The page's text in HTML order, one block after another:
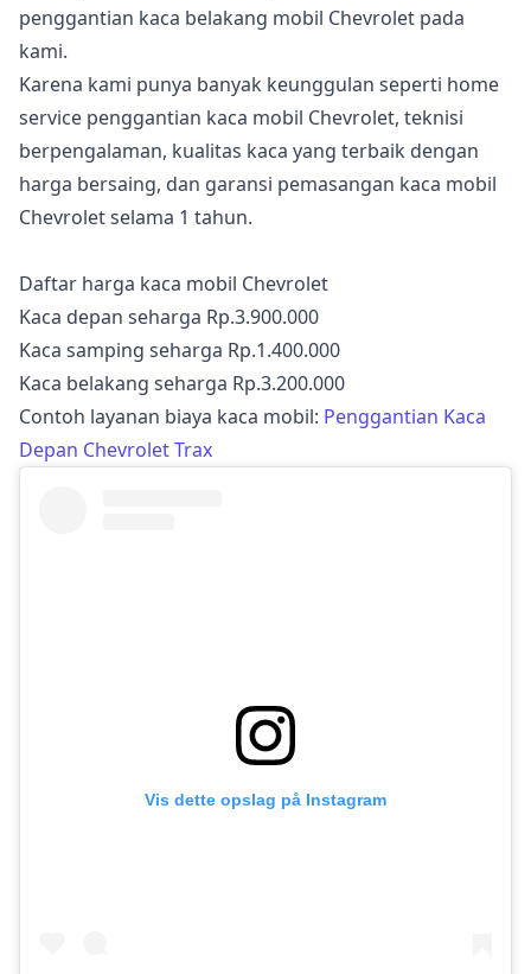
penggantian kaca belakang mobil Chevrolet pada
kami.
Karena kami punya banyak keunggulan seperti home
service penggantian kaca mobil Chevrolet, teknisi
berpengalaman, kualitas kaca yang terbaik dengan
harga bersaing, dan garansi pemasangan kaca mobil
Chevrolet selama 1 tahun.
Daftar harga kaca mobil Chevrolet
Kaca depan seharga Rp.3.900.000
Kaca samping seharga Rp.1.400.000
Kaca belakang seharga Rp.3.200.000
Contoh layanan biaya kaca mobil: Penggantian Kaca
Depan Chevrolet Trax
Vis dette opslag på Instagram